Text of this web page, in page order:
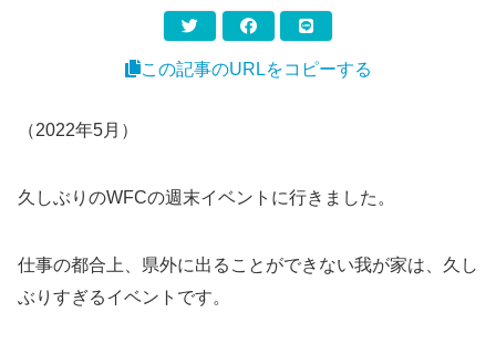
この記事のURLをコピーする
（2022年5月）
久しぶりのWFCの週末イベントに行きました。
仕事の都合上、県外に出ることができない我が家は、久し
ぶりすぎるイベントです。